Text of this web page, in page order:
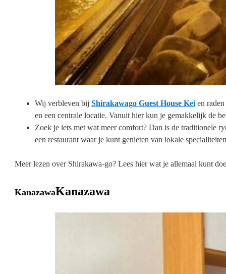
Wij verbleven bij Shirakawago Guest House Kei en
en een centrale locatie. Vanuit hier kun je gemakkelijk de
Zoek je iets met wat meer comfort? Dan is de traditionele
een restaurant waar je kunt genieten van lokale
Meer lezen over Shirakawa-go? Lees hier wat je allemaal kunt
KanazawaKanazawa